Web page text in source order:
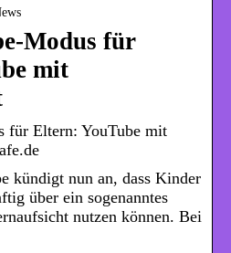
Modus für
mit
für Eltern: YouTube mit
kündigt nun an, dass Kinder
über ein sogenanntes
nutzen können. Bei